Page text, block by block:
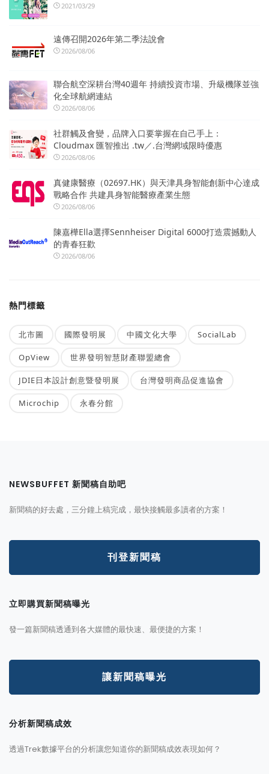
2021/03/29
遠傳召開2026年第二季法說會
2026/08/06
聯合航空深耕台灣40週年 持續投資市場、升級機隊並強
化全球航網連結
2026/08/06
社群觸及會變，品牌入口要掌握在自己手上：
Cloudmax 匯智推出 .tw／.台灣網域限時優惠
2026/08/06
真健康醫療（02697.HK）與天津具身智能創新中心達成
戰略合作 共建具身智能醫療產業生態
2026/08/06
陳嘉樺Ella選擇Sennheiser Digital 6000打造震撼動人
的青春狂歡
2026/08/06
熱門標籤
北市圖 國際發明展 中國文化大學 SocialLab
OpView 世界發明智慧財產聯盟總會
JDIE日本設計創意暨發明展 台灣發明商品促進協會
Microchip 永春分館
NEWSBUFFET 新聞稿自助吧
新聞稿的好去處，三分鐘上稿完成，最快接觸最多讀者的方案！
刊登新聞稿
立即購買新聞稿曝光
發一篇新聞稿透通到各大媒體的最快速、最便捷的方案！
讓新聞稿曝光
分析新聞稿成效
透過Trek數據平台的分析讓您知道你的新聞稿成效表現如何？